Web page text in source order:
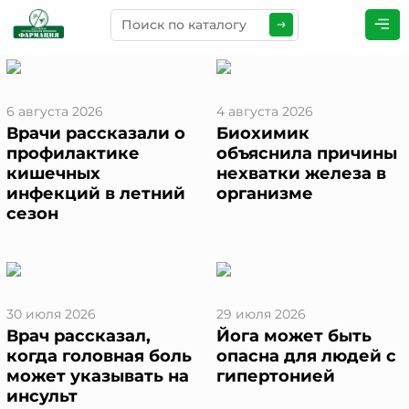
6 августа 2026
Врачи рассказали о
профилактике
кишечных
инфекций в летний
сезон
4 августа 2026
Биохимик
объяснила причины
нехватки железа в
организме
30 июля 2026
Врач рассказал,
когда головная боль
может указывать на
инсульт
29 июля 2026
Йога может быть
опасна для людей с
гипертонией
ПРЕДСТАВЬТЕСЬ
ТЕЛЕФОН*
КОММЕНТАРИИ*